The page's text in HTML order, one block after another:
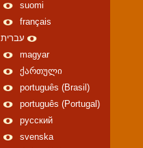
suomi
français
עברית
magyar
ქართული
português (Brasil)
português (Portugal)
русский
svenska